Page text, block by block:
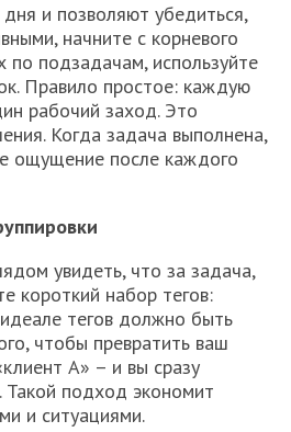
и позволяют убедиться,
начните с корневого
по подзадачам, используйте
Правило простое: каждую
рабочий заход. Это
Когда задача выполнена,
ощущение после каждого
увидеть, что за задача,
короткий набор тегов:
тегов должно быть
чтобы превратить ваш
A» – и вы сразу
Такой подход экономит
и ситуациями.